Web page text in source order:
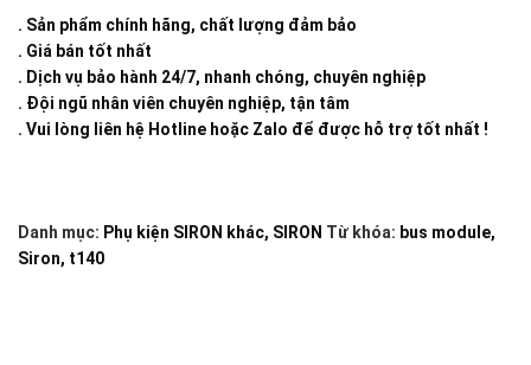
. Sản phẩm chính hãng, chất lượng đảm bảo
. Giá bán tốt nhất
. Dịch vụ bảo hành 24/7, nhanh chóng, chuyên nghiệp
. Đội ngũ nhân viên chuyên nghiệp, tận tâm
. Vui lòng liên hệ Hotline hoặc Zalo để được hỗ trợ tốt nhất !
Danh mục: Phụ kiện SIRON khác, SIRON Từ khóa: bus module,
Siron, t140